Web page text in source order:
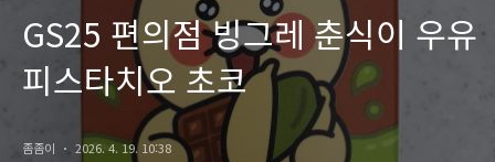
GS25 편의점 빙그레 춘식이 우유
피스타치오 초코
좀좀이 2026. 4. 19. 10:38